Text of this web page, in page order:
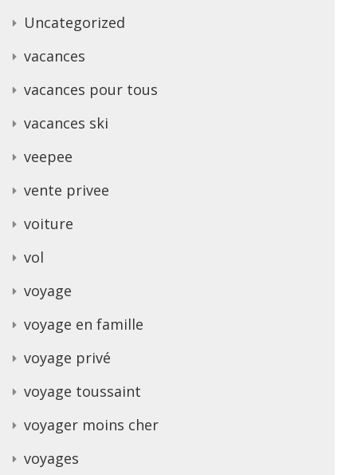
Uncategorized
vacances
vacances pour tous
vacances ski
veepee
vente privee
voiture
vol
voyage
voyage en famille
voyage privé
voyage toussaint
voyager moins cher
voyages